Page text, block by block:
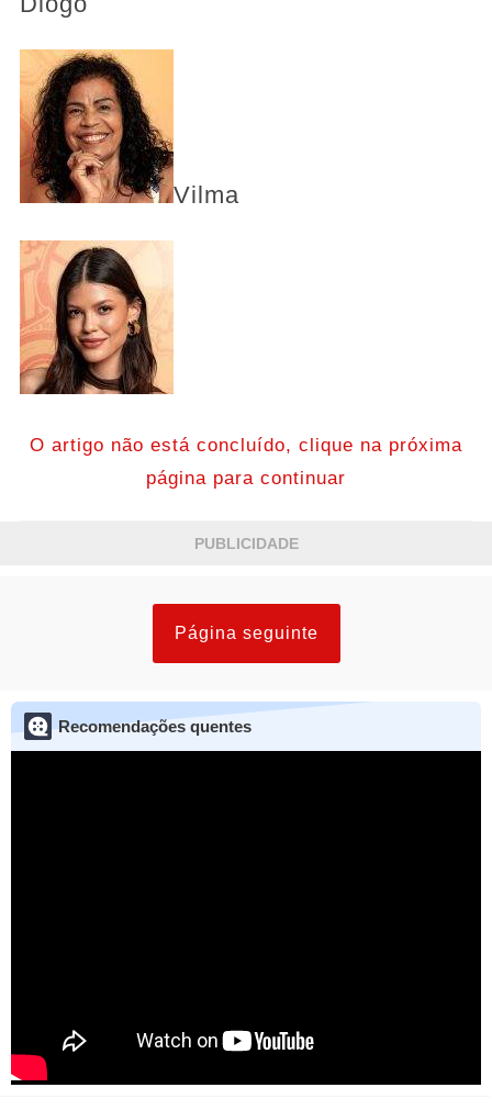
Vilma
O artigo não está concluído, clique na próxima
página para continuar
PUBLICIDADE
Página seguinte
Recomendações quentes